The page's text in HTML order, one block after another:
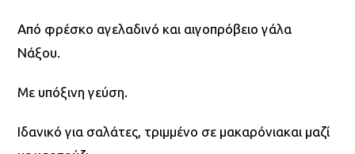
Από φρέσκο αγελαδινό και αιγοπρόβειο γάλα
Νάξου.
Με υπόξινη γεύση.
Ιδανικό για σαλάτες, τριμμένο σε μακαρόνιακαι μαζί